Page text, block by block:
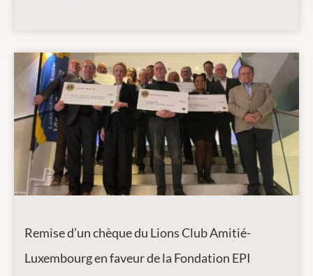
Remise d’un chèque du Lions Club Amitié-
Luxembourg en faveur de la Fondation EPI